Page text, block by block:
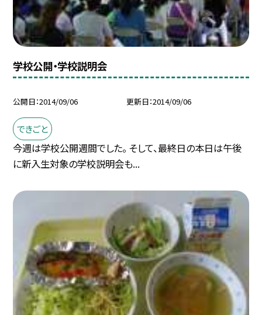
学校公開・学校説明会
公開日 2014/09/06 更新日 2014/09/06
できごと
今週は学校公開週間でした。 そして、最終日の本日は午後
に新入生対象の学校説明会も...